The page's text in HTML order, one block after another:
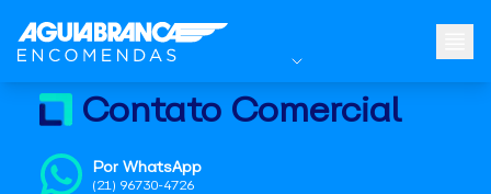
Contato Comercial
Por WhatsApp
(21) 96730-4726